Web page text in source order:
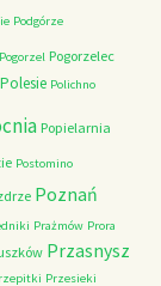
Podgórze
Pogorzel Pogorzelec
Polesie Polichno
Popielarnia
Postomino
Poznań
Prażmów Prora
Przasnysz
Przesieki